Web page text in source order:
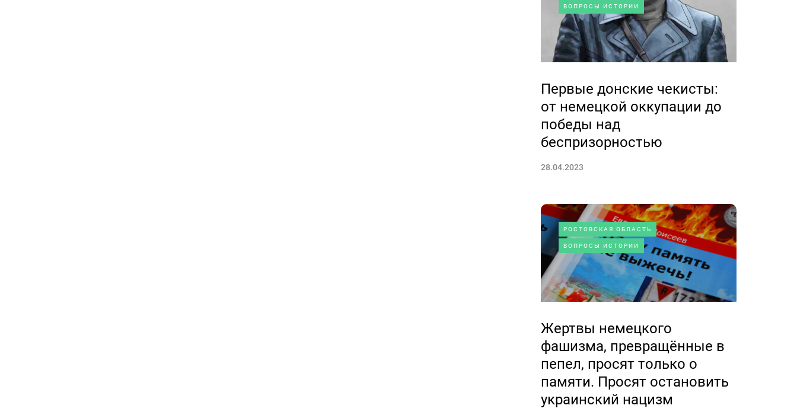
ВОПРОСЫ ИСТОРИИ
Первые донские чекисты:
от немецкой оккупации до
победы над
беспризорностью
28.04.2023
РОСТОВСКАЯ ОБЛАСТЬ
ВОПРОСЫ ИСТОРИИ
Жертвы немецкого
фашизма, превращённые в
пепел, просят только о
памяти. Просят остановить
украинский нацизм